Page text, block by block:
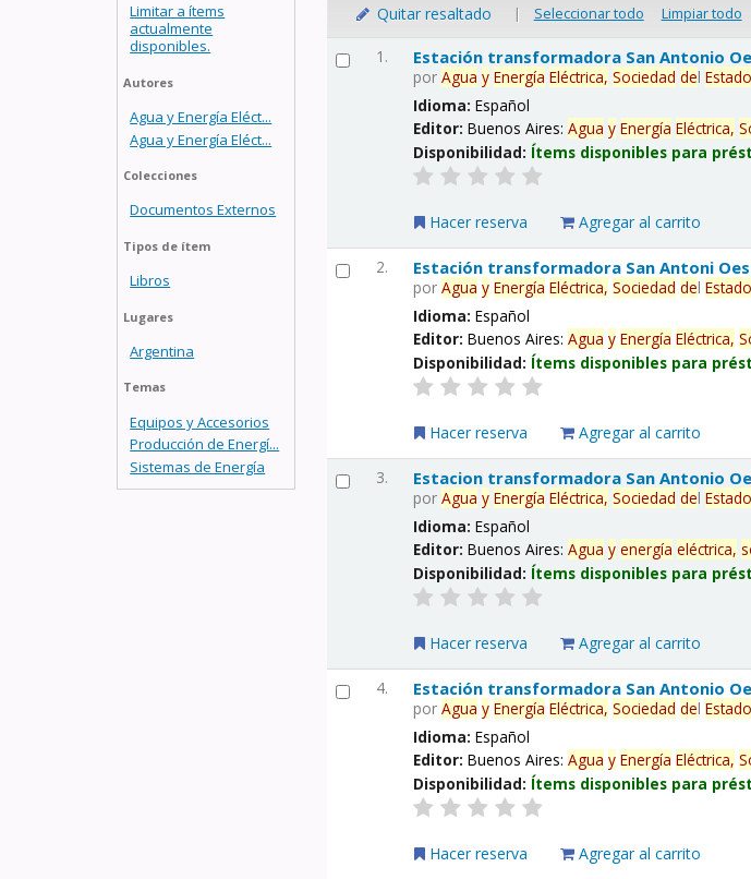
Limitar a ítems
actualmente
disponibles.
Autores
Agua y Energía Eléct...
Agua y Energía Eléct...
Colecciones
Documentos Externos
Tipos de ítem
Libros
Lugares
Argentina
Temas
Equipos y Accesorios
Producción de Energí...
Sistemas de Energía
Quitar resaltado | Seleccionar todo Limpiar todo
1. Estación transformadora San Antonio
porAgua y Energía Eléctrica, Sociedad delEstado
Idioma:Español
Editor:Buenos Aires:Agua y Energía Eléctrica,
Disponibilidad: Ítems disponibles para
Hacer reserva Agregar al carrito
2. Estación transformadora San Antoni
porAgua y Energía Eléctrica, Sociedad delEstado
Idioma:Español
Editor:Buenos Aires:Agua y Energía Eléctrica,
Disponibilidad: Ítems disponibles para
Hacer reserva Agregar al carrito
3. Estacion transformadora San Antonio
porAgua y Energía Eléctrica, Sociedad delEstado
Idioma:Español
Editor:Buenos Aires:Agua y energía eléctrica,
Disponibilidad: Ítems disponibles para
Hacer reserva Agregar al carrito
4. Estación transformadora San Antonio
porAgua y Energía Eléctrica, Sociedad delEstado
Idioma:Español
Editor:Buenos Aires:Agua y Energía Eléctrica,
Disponibilidad: Ítems disponibles para
Hacer reserva Agregar al carrito